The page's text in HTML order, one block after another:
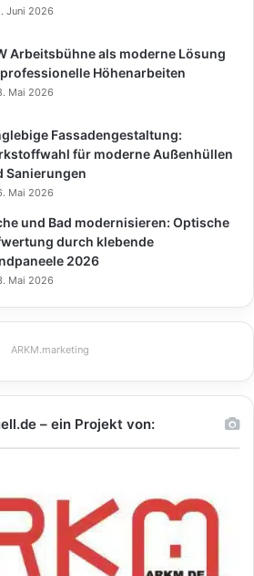
Juni 2026
Arbeitsbühne als moderne Lösung
Höhenarbeiten
Mai 2026
Fassadengestaltung:
für moderne Außenhüllen
Sanierungen
Mai 2026
und Bad modernisieren: Optische
durch klebende
2026
Mai 2026
ARKM.marketing
– ein Projekt von: